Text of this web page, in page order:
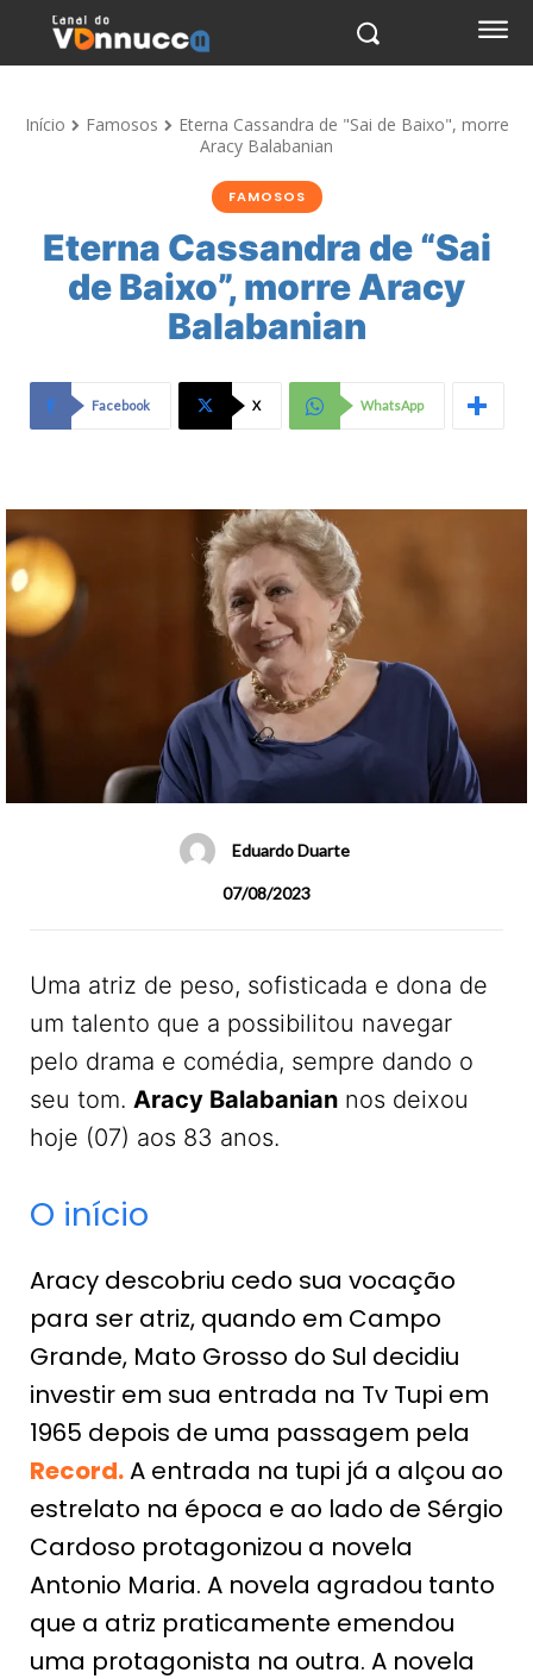
Início Famosos
Eterna Cassandra de "Sai de Baixo", morre
Aracy Balabanian
FAMOSOS
Eterna Cassandra de “Sai
de Baixo”, morre Aracy
Balabanian
Facebook X WhatsApp
Eduardo Duarte
07/08/2023
Uma atriz de peso, sofisticada e dona de
um talento que a possibilitou navegar
pelo drama e comédia, sempre dando o
seu tom. Aracy Balabanian nos deixou
hoje (07) aos 83 anos.
O início
Aracy descobriu cedo sua vocação
para ser atriz, quando em Campo
Grande, Mato Grosso do Sul decidiu
investir em sua entrada na Tv Tupi em
1965 depois de uma passagem pela
Record.A entrada na tupi já a alçou ao
estrelato na época e ao lado de Sérgio
Cardoso protagonizou a novela
Antonio Maria. A novela agradou tanto
que a atriz praticamente emendou
uma protagonista na outra. A novela